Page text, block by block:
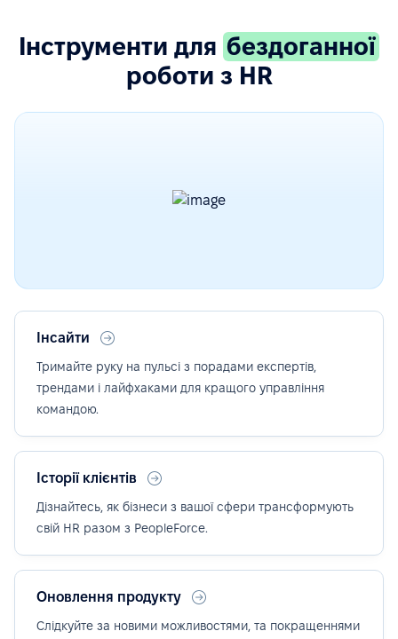
Інструменти для бездоганної
роботи з HR
Інсайти
Тримайте руку на пульсі з порадами експертів,
трендами і лайфхаками для кращого управління
командою.
Історії клієнтів
Дізнайтесь, як бізнеси з вашої сфери трансформують
свій HR разом з PeopleForce.
Оновлення продукту
Слідкуйте за новими можливостями, та покращеннями